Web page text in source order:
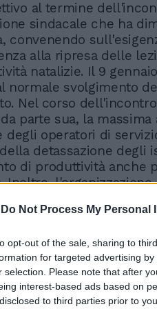
Do Not Process My Personal
opt-out of the sale, sharing to
for targeted advertising
selection. Please note that after
interest-based ads based on
to third parties prior to
al termine
sindacale che ha
convenendo
alla ripresa delle
natalizie. Il 9
normale svolgimento
Nel corso
parte sua, la
degli operatori di
detassazione degli
di produttività anche
Inoltre,
corretto
a mansioni superiori,
il diritto di
consente di
selezione».